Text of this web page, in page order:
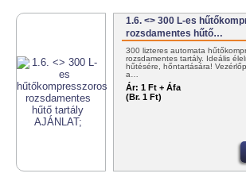
1.6. <> 300 L-es
rozsdamentes hűtő…
300 lizteres automata
rozsdamentes tartály. Ideális
hűtésére, hőntartására!
a…
Ár: 1 Ft + Áfa
(Br. 1 Ft)